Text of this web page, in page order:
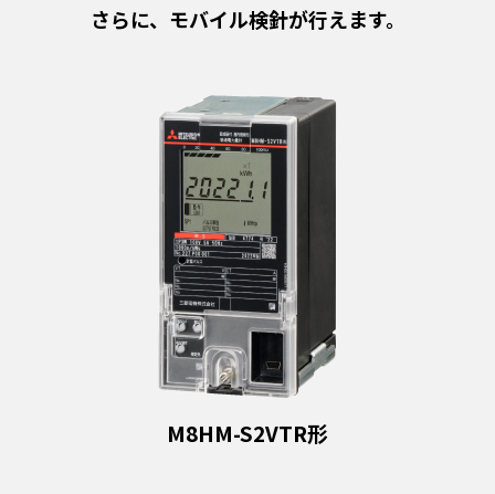
さらに、モバイル検針が行えます。
M8HM-S2VTR形